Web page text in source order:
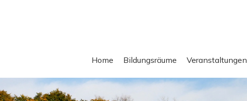
Home Bildungsräume Veranstaltungen